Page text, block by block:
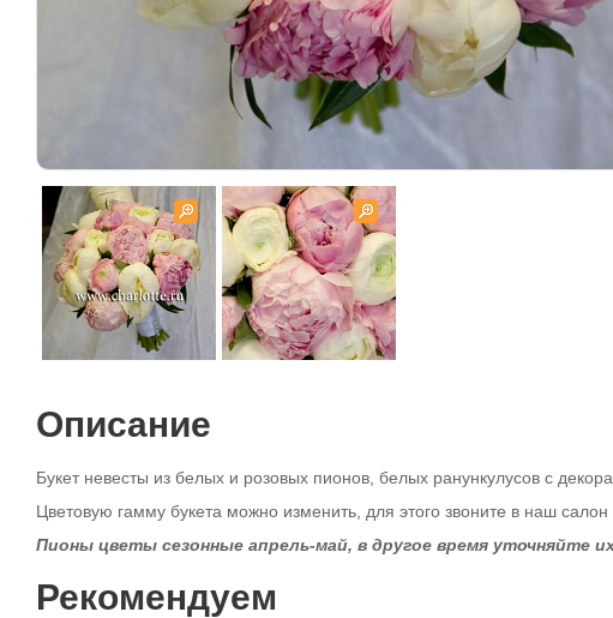
Описание
Букет невесты из белых и розовых пионов, белых ранункулусов с
Цветовую гамму букета можно изменить, для этого звоните в наш салон
Пионы цветы сезонные апрель-май, в другое время уточняйте
Рекомендуем